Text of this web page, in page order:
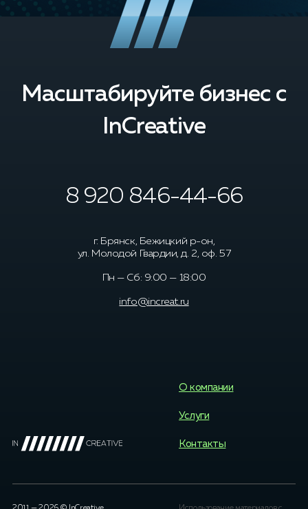
Масштабируйте бизнес с
InCreative
О компании
Услуги
Контакты
8 920 846-44-66
г. Брянск, Бежицкий р-он,
ул. Молодой Гвардии, д. 2, оф. 57
Пн — Сб: 9:00 — 18:00
info@increat.ru